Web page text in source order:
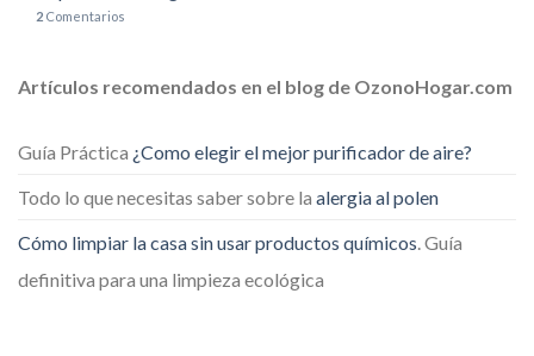
2 Comentarios
Artículos recomendados en el blog de OzonoHogar.com
Guía Práctica ¿Como elegir el mejor purificador de aire?
Todo lo que necesitas saber sobre la alergia al polen
Cómo limpiar la casa sin usar productos químicos. Guía
definitiva para una limpieza ecológica